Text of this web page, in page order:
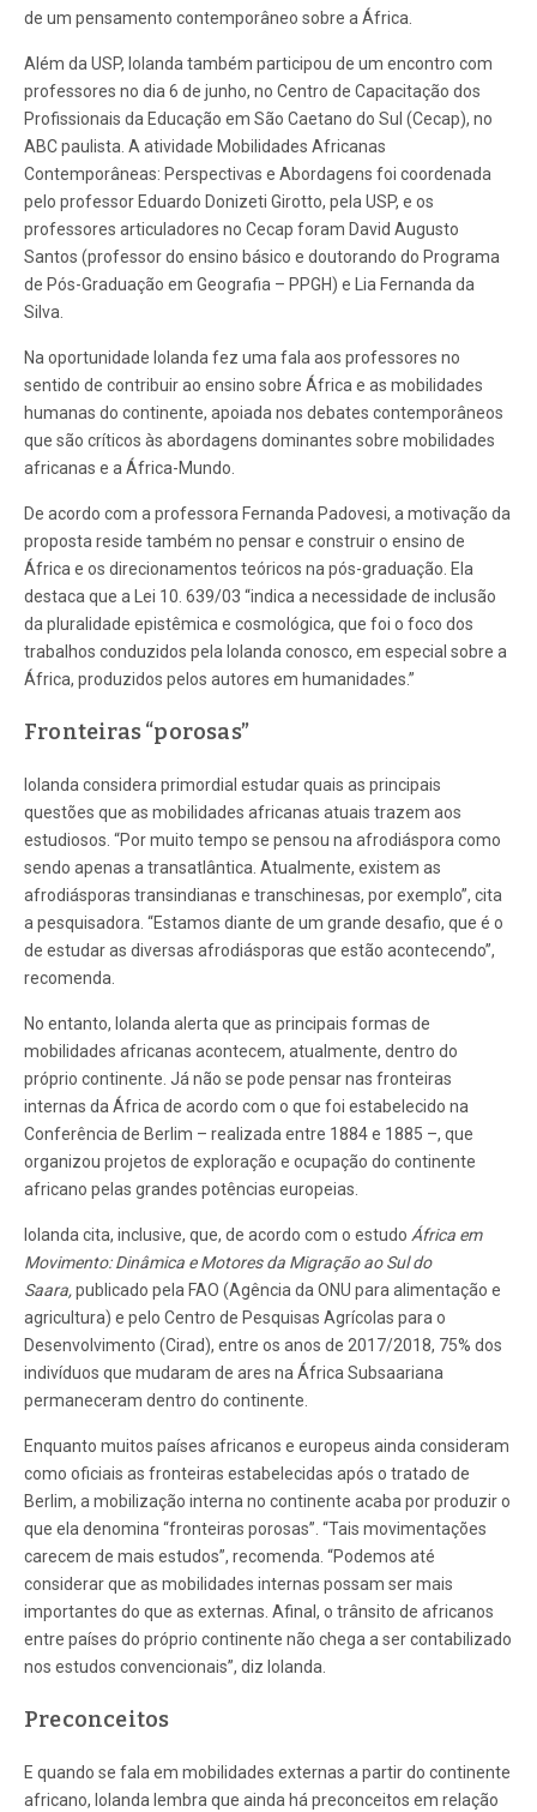
de um pensamento contemporâneo sobre a África.
Além da USP, Iolanda também participou de um encontro com
professores no dia 6 de junho, no Centro de Capacitação dos
Profissionais da Educação em São Caetano do Sul (Cecap), no
ABC paulista. A atividade Mobilidades Africanas
Contemporâneas: Perspectivas e Abordagens foi coordenada
pelo professor Eduardo Donizeti Girotto, pela USP, e os
professores articuladores no Cecap foram David Augusto
Santos (professor do ensino básico e doutorando do Programa
de Pós-Graduação em Geografia – PPGH) e Lia Fernanda da
Silva.
Na oportunidade Iolanda fez uma fala aos professores no
sentido de contribuir ao ensino sobre África e as mobilidades
humanas do continente, apoiada nos debates contemporâneos
que são críticos às abordagens dominantes sobre mobilidades
africanas e a África-Mundo.
De acordo com a professora Fernanda Padovesi, a motivação da
proposta reside também no pensar e construir o ensino de
África e os direcionamentos teóricos na pós-graduação. Ela
destaca que a Lei 10. 639/03 “indica a necessidade de inclusão
da pluralidade epistêmica e cosmológica, que foi o foco dos
trabalhos conduzidos pela Iolanda conosco, em especial sobre a
África, produzidos pelos autores em humanidades.”
Fronteiras “porosas”
Iolanda considera primordial estudar quais as principais
questões que as mobilidades africanas atuais trazem aos
estudiosos. “Por muito tempo se pensou na afrodiáspora como
sendo apenas a transatlântica. Atualmente, existem as
afrodiásporas transindianas e transchinesas, por exemplo”, cita
a pesquisadora. “Estamos diante de um grande desafio, que é o
de estudar as diversas afrodiásporas que estão acontecendo”,
recomenda.
No entanto, Iolanda alerta que as principais formas de
mobilidades africanas acontecem, atualmente, dentro do
próprio continente. Já não se pode pensar nas fronteiras
internas da África de acordo com o que foi estabelecido na
Conferência de Berlim – realizada entre 1884 e 1885 –, que
organizou projetos de exploração e ocupação do continente
africano pelas grandes potências europeias.
Iolanda cita, inclusive, que, de acordo com o estudo África em
Movimento: Dinâmica e Motores da Migração ao Sul do
Saara,publicado pela FAO (Agência da ONU para alimentação e
agricultura) e pelo Centro de Pesquisas Agrícolas para o
Desenvolvimento (Cirad), entre os anos de 2017/2018, 75% dos
indivíduos que mudaram de ares na África Subsaariana
permaneceram dentro do continente.
Enquanto muitos países africanos e europeus ainda consideram
como oficiais as fronteiras estabelecidas após o tratado de
Berlim, a mobilização interna no continente acaba por produzir o
que ela denomina “fronteiras porosas”. “Tais movimentações
carecem de mais estudos”, recomenda. “Podemos até
considerar que as mobilidades internas possam ser mais
importantes do que as externas. Afinal, o trânsito de africanos
entre países do próprio continente não chega a ser contabilizado
nos estudos convencionais”, diz Iolanda.
Preconceitos
E quando se fala em mobilidades externas a partir do continente
africano, Iolanda lembra que ainda há preconceitos em relação